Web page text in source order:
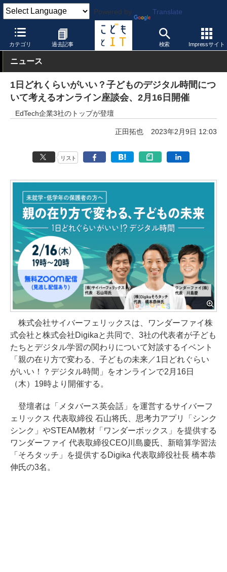
Powered by Translate
カテゴリ 過去記事 検索 Impressサイト
こどもとIT イベント・セミナー
ニュース
1日どれくらいがいい？子どものデジタル時間につ
いて考えるオンライン座談会、2月16日開催
EdTech企業3社のトップが登壇
正田拓也 2023年2月9日 12:03
リスト
株式会社サイバーフェリックスは、ワンダーファイ株
式会社と株式会社Digikaと共同で、3社の代表者が子ども
たちとデジタル学習の関わりについて対談するイベント
「親の在り方で変わる、子どもの未来／1日どれぐらい
がいい！？デジタル時間」をオンラインで2月16日
（木）19時より開催する。
登壇者は「メタバース英会話」を運営するサイバーフ
ェリックス 代表取締役 石山将氏、思考力アプリ「シンク
シンク」やSTEAM教材「ワンダーボックス」を提供する
ワンダーファイ 代表取締役CEO川島慶氏、新暗算学習法
「そろタッチ」を提供するDigika 代表取締役社長 橋本恭
伸氏の3名。